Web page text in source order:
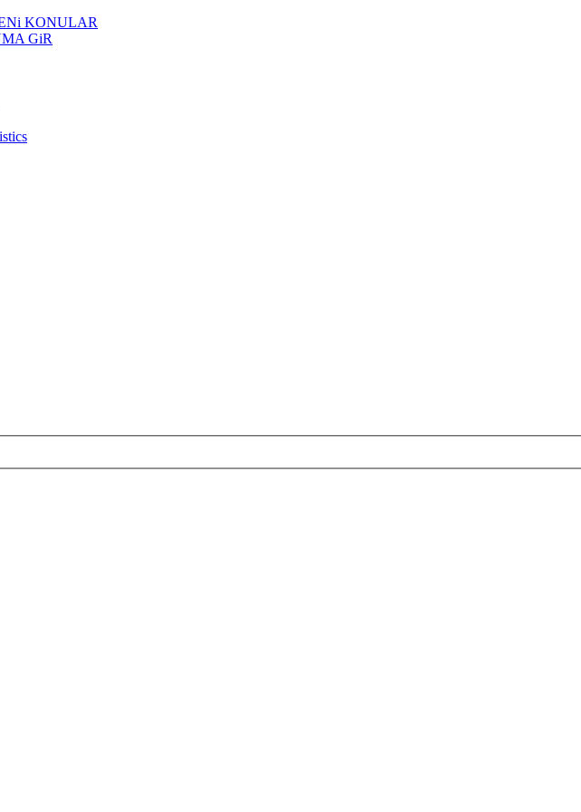
KONULAR
GiR